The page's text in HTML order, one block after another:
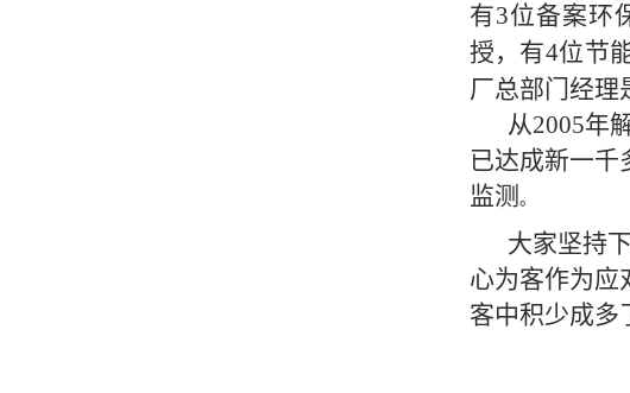
有3位备案环
授，有4位节
厂总部门经理
从2005年
已达成新一千
监测 。
大家坚持
心为客作为应
客中积少成多